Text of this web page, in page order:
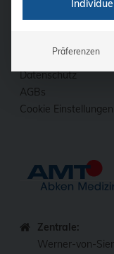
Impressum
Datenschutz
AGBs
Cookie Einstellungen
Zentrale:
Werner-von-
Präferenzen